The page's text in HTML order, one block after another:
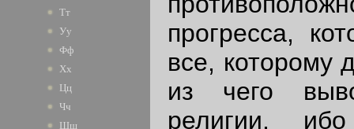
Тт
Уу
Фф
Хх
Цц
Чч
Шш
прогресса,
все, которому
из чего
религии,